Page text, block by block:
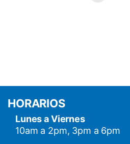
HORARIOS
Lunes a Viernes
10am a 2pm, 3pm a 6pm